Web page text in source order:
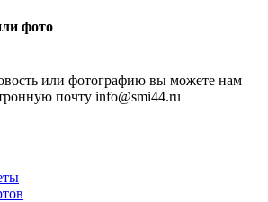
фото
или фотографию вы можете нам
почту info@smi44.ru